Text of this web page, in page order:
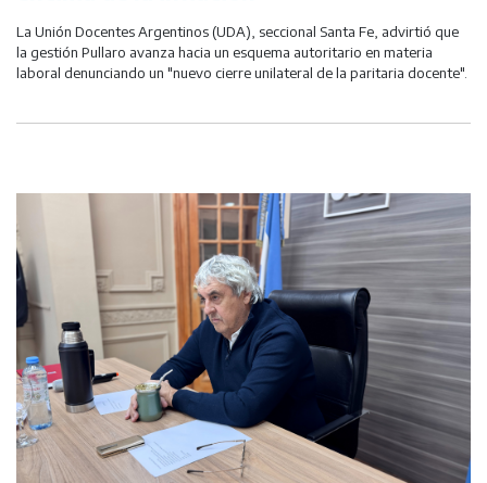
La Unión Docentes Argentinos (UDA), seccional Santa Fe, advirtió que
la gestión Pullaro avanza hacia un esquema autoritario en materia
laboral denunciando un "nuevo cierre unilateral de la paritaria docente".